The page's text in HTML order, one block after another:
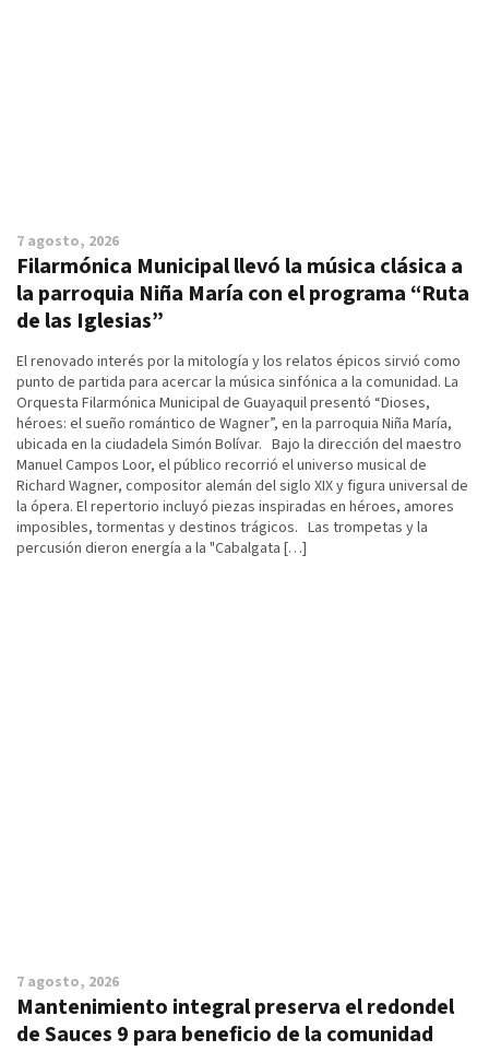
7 agosto, 2026
Filarmónica Municipal llevó la música clásica a
la parroquia Niña María con el programa “Ruta
de las Iglesias”
El renovado interés por la mitología y los relatos épicos sirvió como
punto de partida para acercar la música sinfónica a la comunidad. La
Orquesta Filarmónica Municipal de Guayaquil presentó “Dioses,
héroes: el sueño romántico de Wagner”, en la parroquia Niña María,
ubicada en la ciudadela Simón Bolívar. Bajo la dirección del maestro
Manuel Campos Loor, el público recorrió el universo musical de
Richard Wagner, compositor alemán del siglo XIX y figura universal de
la ópera. El repertorio incluyó piezas inspiradas en héroes, amores
imposibles, tormentas y destinos trágicos. Las trompetas y la
percusión dieron energía a la "Cabalgata […]
7 agosto, 2026
Mantenimiento integral preserva el redondel
de Sauces 9 para beneficio de la comunidad